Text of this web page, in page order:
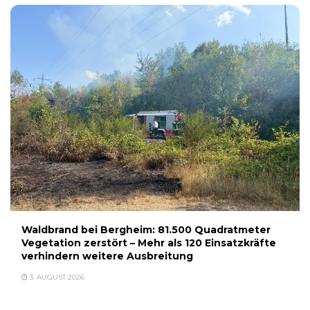
Waldbrand bei Bergheim: 81.500 Quadratmeter
Vegetation zerstört – Mehr als 120 Einsatzkräfte
verhindern weitere Ausbreitung
3. AUGUST 2026